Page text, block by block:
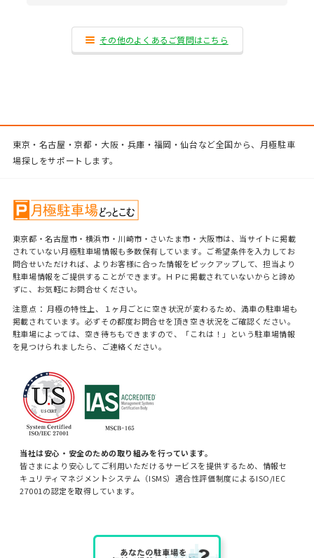
その他のよくあるご質問はこちら
東京・名古屋・京都・大阪・兵庫・福岡・仙台など全国から、月極駐車
場探しをサポートします。
東京都・名古屋市・横浜市・川崎市・さいたま市・大阪市は、当サイトに掲載
されていない月極駐車場情報も多数保有しています。ご希望条件を入力してお
問合せいただければ、よりお客様に合った情報をピックアップして、担当より
駐車場情報をご提供することができます。ＨＰに掲載されていないからと諦め
ずに、お気軽にお問合せください。
注意点： 月極の特性上、１ヶ月ごとに空き状況が変わるため、満車の駐車場も
掲載されています。必ずその都度お問合せを頂き空き状況をご確認ください。
駐車場によっては、空き待ちもできますので、「これは！」という駐車場情報
を見つけられましたら、ご連絡ください。
当社は安心・安全のための取り組みを行っています。
皆さまにより安心してご利用いただけるサービスを提供するため、情報セ
キュリティマネジメントシステム（ISMS）適合性評価制度によるISO/IEC
27001の認定を取得しています。